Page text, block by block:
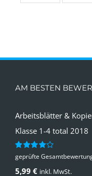
AM BESTEN
Arbeitsblätter &
Klasse 1-4 total 2018
Bewertet
von 5
geprüfte
5,99 € inkl. MwSt.